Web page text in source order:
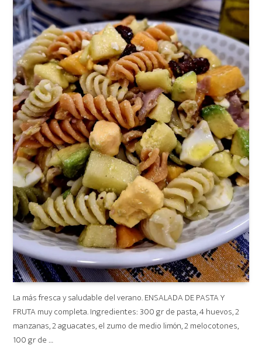
La más fresca y saludable del verano. ENSALADA DE PASTA Y
FRUTA muy completa. Ingredientes: 300 gr de pasta, 4 huevos, 2
manzanas, 2 aguacates, el zumo de medio limón, 2 melocotones,
100 gr de …